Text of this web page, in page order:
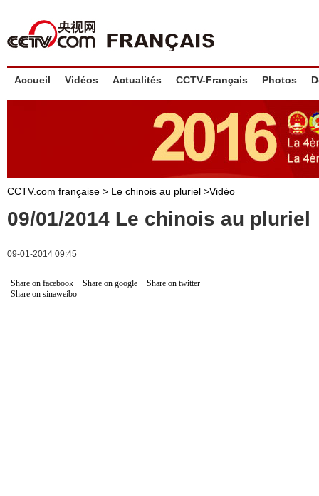
Accueil Vidéos Actualités CCTV-Français Photos
CCTV.com française > Le chinois au pluriel >Vidéo
09/01/2014 Le chinois au pluriel
09-01-2014 09:45
Share on facebook Share on google
Share on twitter
Share on sinaweibo